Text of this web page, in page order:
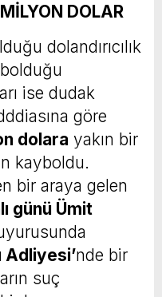
DOLAR
dolandırıcılık
ise dudak
göre
dolara yakın bir
kayboldu.
bir araya gelen
günü Ümit
Adliyesi’nde bir
suç